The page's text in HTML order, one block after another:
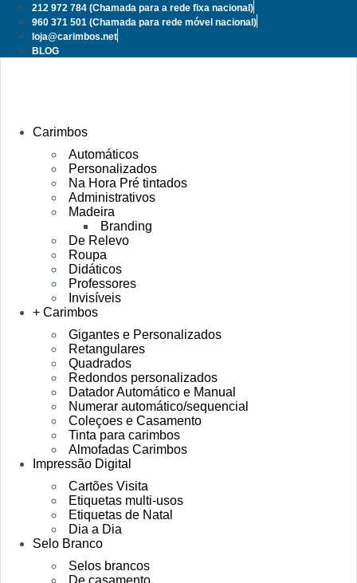
Pular
para
conteúdo
212 972 784 (Chamada para a rede fixa nacional)
960 371 501 (Chamada para rede móvel nacional)
loja@carimbos.net
BLOG
Carimbos
Automáticos
Personalizados
Na Hora Pré tintados
Administrativos
Madeira
Branding
De Relevo
Roupa
Didáticos
Professores
Invisíveis
+ Carimbos
Gigantes e Personalizados
Retangulares
Quadrados
Redondos personalizados
Datador Automático e Manual
Numerar automático/sequencial
Coleçoes e Casamento
Tinta para carimbos
Almofadas Carimbos
Impressão Digital
Cartões Visita
Etiquetas multi-usos
Etiquetas de Natal
Dia a Dia
Selo Branco
Selos brancos
De casamento